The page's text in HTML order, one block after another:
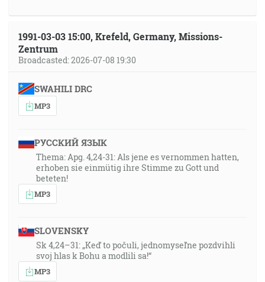
1991-03-03 15:00, Krefeld, Germany, Missions-
Zentrum
Broadcasted: 2026-07-08 19:30
SWAHILI DRC
MP3
РУССКИЙ ЯЗЫК
Thema: Apg. 4,24-31: Als jene es vernommen hatten,
erhoben sie einmütig ihre Stimme zu Gott und
beteten!
MP3
SLOVENSKY
Sk 4,24–31: „Keď to počuli, jednomyseľne pozdvihli
svoj hlas k Bohu a modlili sa!“
MP3